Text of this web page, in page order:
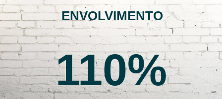
ENVOLVIMENTO
110